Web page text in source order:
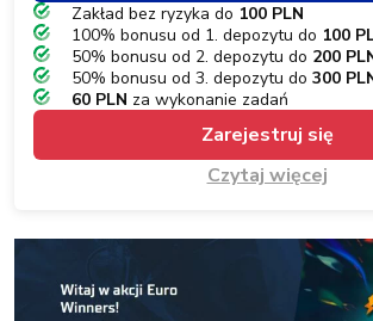
Zakład bez ryzyka do 100 PLN
100% bonusu od 1. depozytu do 100
50% bonusu od 2. depozytu do 200
50% bonusu od 3. depozytu do 300
60 PLN za wykonanie zadań
Zarejestruj się
Czytaj więcej